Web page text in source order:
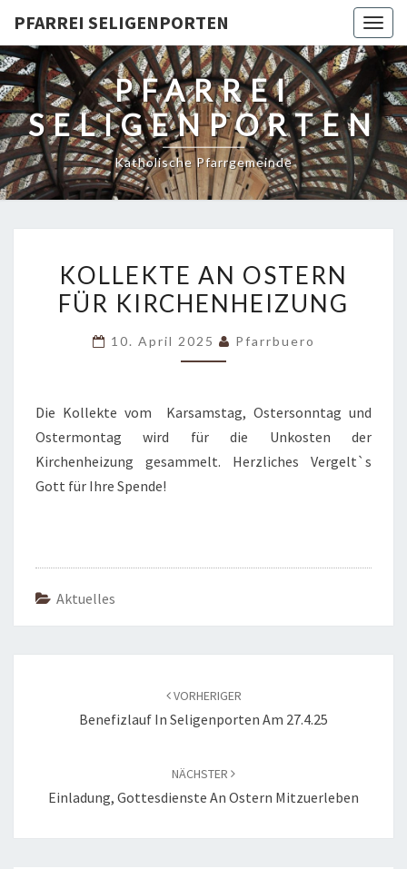
PFARREI SELIGENPORTEN
PFARREI
SELIGENPORTEN
Katholische Pfarrgemeinde
AN
OSTERN
KIRCHENHEIZUNG
KOLLEKTE AN OSTERN
FÜR KIRCHENHEIZUNG
10. April 2025 Pfarrbuero
Die Kollekte vom Karsamstag, Ostersonntag und
Ostermontag wird für die Unkosten der
Kirchenheizung gesammelt. Herzliches Vergelt`s
Gott für Ihre Spende!
Aktuelles
VORHERIGER
Benefizlauf In Seligenporten Am 27.4.25
NÄCHSTER
Einladung, Gottesdienste An Ostern Mitzuerleben